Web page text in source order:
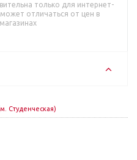
только для интернет-
отличаться от цен в
Студенческая)